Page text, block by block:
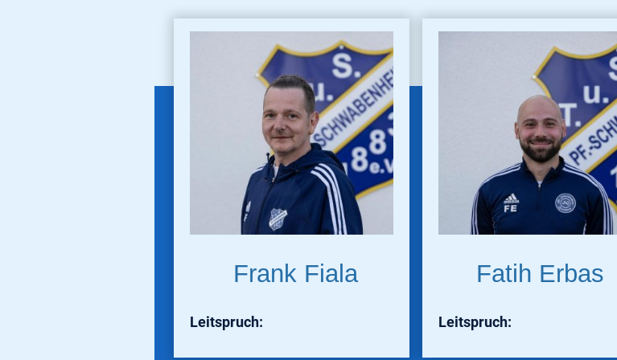
Frank Fiala
Leitspruch:
Fatih Erbas
Leitspruch: